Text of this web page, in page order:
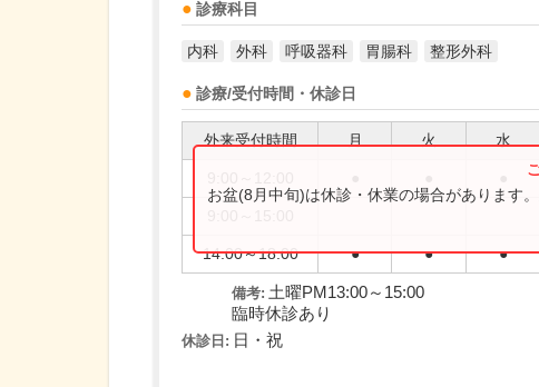
診療科目
内科 外科 呼吸器科 胃腸科 整形外科
診療/受付時間・休診日
外来受付時間 月 火 水
14:00～18:00 ● ● ●
お盆(8月中旬)は休診・休業の場合があります
備考: 土曜PM13:00～15:00
臨時休診あり
休診日: 日・祝